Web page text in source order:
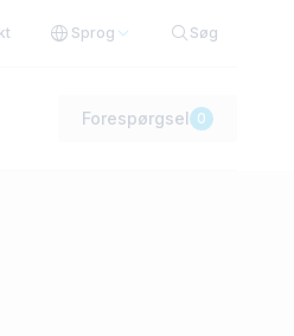
Sprog Søg
Forespørgsel 0